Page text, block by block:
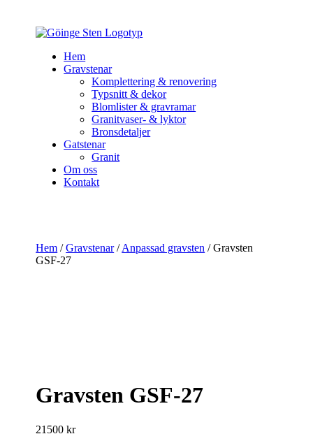
Hem
Gravstenar
Komplettering & renovering
Typsnitt & dekor
Blomlister & gravramar
Granitvaser- & lyktor
Bronsdetaljer
Gatstenar
Granit
Om oss
Kontakt
Hem /Gravstenar/Anpassad gravsten / Gravsten
GSF-27
Gravsten GSF-27
21500kr